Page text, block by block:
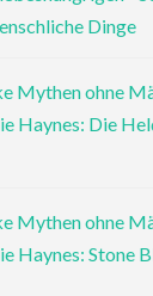
Dinge
Mythen ohne
Haynes: Die
Mythen ohne
Haynes: Stone